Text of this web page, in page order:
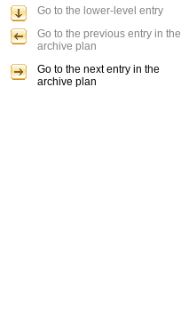
Go to the lower-level entry
Go to the previous entry in the
archive plan
Go to the next entry in the
archive plan